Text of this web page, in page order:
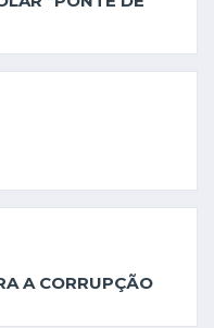
A CORRUPÇÃO